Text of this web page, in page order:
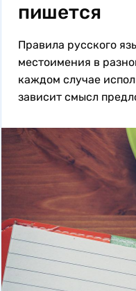
пишется
Правила русского
местоимения в
каждом случае
зависит смысл